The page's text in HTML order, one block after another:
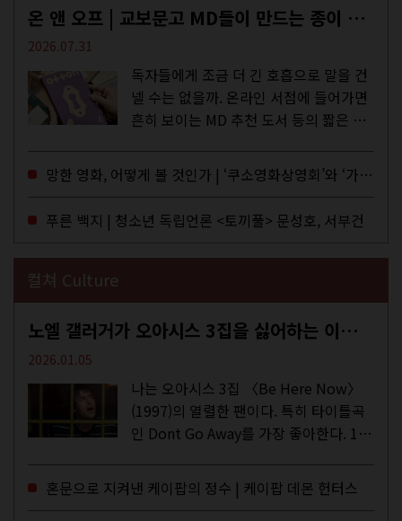
온 앤 오프 | 교보문고 MD들이 만드는 종이 잡지 <어떤>
2026.07.31
독자들에게 조금 더 긴 호흡으로 말을 건
넬 수는 없을까. 온라인 서점에 들어가면
흔히 보이는 MD 추천 도서 등의 짧은 문
MD들의 고민 끝에 세상 밖으로 나온 종
이 잡지 어떤(otton). 지난해 12월...
망한 영화, 어떻게 볼 것인가 | ‘쿠소영화상영회’와 ‘가자미’의 이야기
푸른 백지 | 청소년 독립언론 <토끼풀> 문성호, 서부건
컬쳐 Culture
노엘 갤러거가 오아시스 3집을 싫어하는 이유 | DEFINITELY MAYBE, AGAIN
2026.01.05
나는 오아시스 3집 〈Be Here Now〉
(1997)의 열렬한 팬이다. 특히 타이틀곡
인 Dont Go Away를 가장 좋아한다. 15
이브·데모·부틀렉을 합쳐 3만 번 이상은
듣지 않았나 싶다. 이토록...
혼문으로 지켜낸 케이팝의 정수 | 케이팝 데몬 헌터스